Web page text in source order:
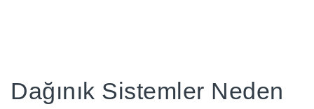
Dağınık Sistemler Neden